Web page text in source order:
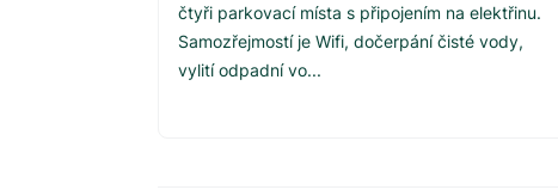
čtyři parkovací místa s připojením na elektřinu.
Samozřejmostí je Wifi, dočerpání čisté vody,
vylití odpadní vo...